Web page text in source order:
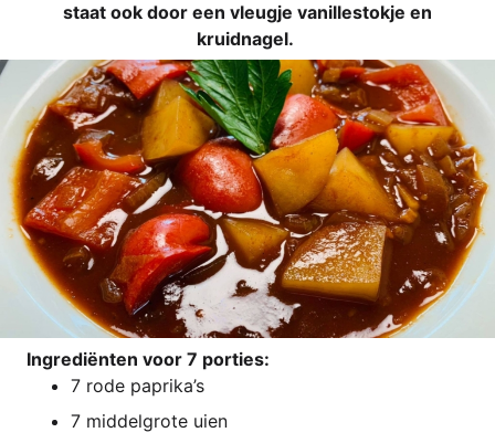
staat ook door een vleug­je vanil­le­s­tok­je en
kruidnagel.
Ingre­diën­ten voor 7 porties:
7 rode paprika’s
7 mid­del­gro­te uien